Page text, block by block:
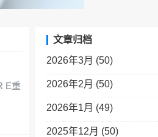
E重
文章归档
2026年3月 (50)
2026年2月 (50)
2026年1月 (49)
2025年12月 (50)